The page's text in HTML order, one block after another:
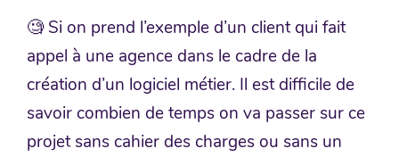
🧐 Si on prend l’exemple d’un client qui fait
appel à une agence dans le cadre de la
création d’un logiciel métier. Il est difficile de
savoir combien de temps on va passer sur ce
projet sans cahier des charges ou sans un